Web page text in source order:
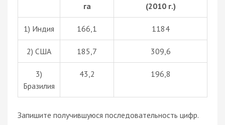
га
(2010 г.)
1) Индия 166,1 1184
2) США 185,7 309,6
3)
Бразилия
43,2 196,8
Запишите получившуюся последовательность цифр.